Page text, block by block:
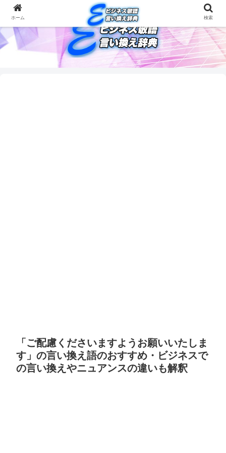
「ご配慮くださいますようお願いいたしま
す」の言い換え語のおすすめ・ビジネスで
の言い換えやニュアンスの違いも解釈
ホーム 検索